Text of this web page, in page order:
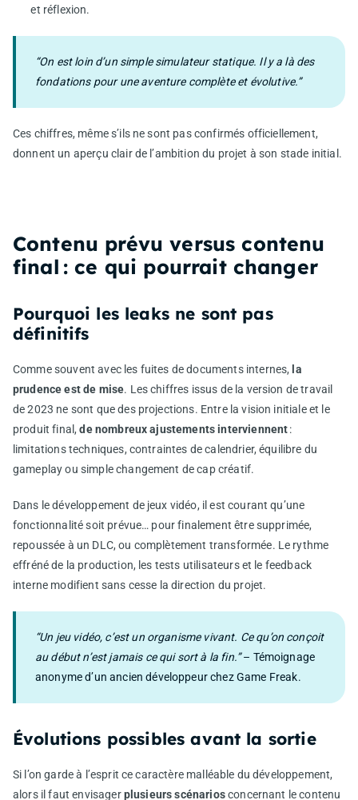
et réflexion.
“On est loin d’un simple simulateur statique. Il y a là des
fondations pour une aventure complète et évolutive.”
Ces chiffres, même s’ils ne sont pas confirmés officiellement,
donnent un aperçu clair de l’ambition du projet à son stade initial.
Contenu prévu versus contenu
final : ce qui pourrait changer
Pourquoi les leaks ne sont pas
définitifs
Comme souvent avec les fuites de documents internes, la
prudence est de mise. Les chiffres issus de la version de travail
de 2023 ne sont que des projections. Entre la vision initiale et le
produit final,de nombreux ajustements interviennent:
limitations techniques, contraintes de calendrier, équilibre du
gameplay ou simple changement de cap créatif.
Dans le développement de jeux vidéo, il est courant qu’une
fonctionnalité soit prévue… pour finalement être supprimée,
repoussée à un DLC, ou complètement transformée. Le rythme
effréné de la production, les tests utilisateurs et le feedback
interne modifient sans cesse la direction du projet.
“Un jeu vidéo, c’est un organisme vivant. Ce qu’on conçoit
au début n’est jamais ce qui sort à la fin.”– Témoignage
anonyme d’un ancien développeur chez Game Freak.
Évolutions possibles avant la sortie
Si l’on garde à l’esprit ce caractère malléable du développement,
alors il faut envisagerplusieurs scénariosconcernant le contenu